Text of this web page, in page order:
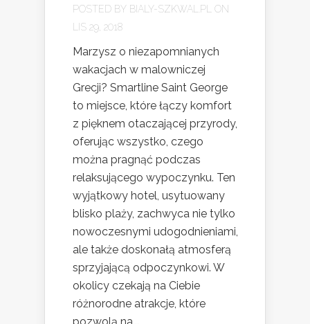
POSTED BY BIALY-SZKWAL.PL
ON
LIS 29, 2018
Marzysz o niezapomnianych
wakacjach w malowniczej
Grecji? Smartline Saint George
to miejsce, które łączy komfort
z pięknem otaczającej przyrody,
oferując wszystko, czego
można pragnąć podczas
relaksującego wypoczynku. Ten
wyjątkowy hotel, usytuowany
blisko plaży, zachwyca nie tylko
nowoczesnymi udogodnieniami,
ale także doskonałą atmosferą
sprzyjającą odpoczynkowi. W
okolicy czekają na Ciebie
różnorodne atrakcje, które
pozwolą na...